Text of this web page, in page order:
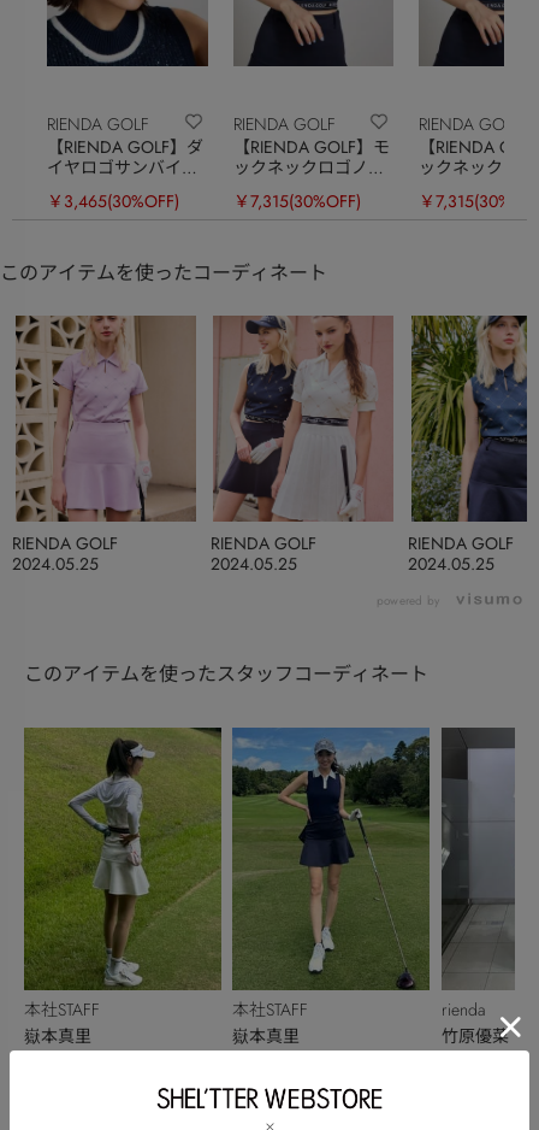
RIENDA GOLF
【RIENDA GOLF】ダ
イヤロゴサンバイザ
￥3,465(30%OFF)
RIENDA GOLF
【RIENDA GOLF】モ
ックネックロゴノー
￥7,315(30%OFF)
RIENDA GOLF
【RIENDA
ックネックロ
￥7,315
このアイテムを使ったコーディネート
2024.05.25
RIENDA GOLF
2024.05.25
RIENDA GOLF
2024.05.25
RIENDA GOLF
powered by
このアイテムを使ったスタッフコーディネート
本社STAFF
嶽本真里
本社STAFF
嶽本真里
rienda
竹原優菜